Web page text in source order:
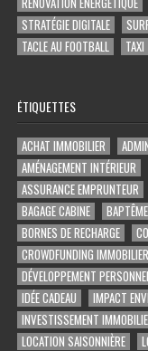
STRATÉGIE DIGITALE
TACLE AU FOOTBALL
TAXI
ÉTIQUETTES
ACHAT IMMOBILIER
AMÉNAGEMENT INTÉRIEUR
ASSURANCE EMPRUNTEUR
BAGAGE CABINE
BORNES DE RECHARGE
CROWDFUNDING IMMOBILIER
DÉVELOPPEMENT PERSONNEL
IDÉE CADEAU
IMPACT
INVESTISSEMENT
LOCATION SAISONNIÈRE